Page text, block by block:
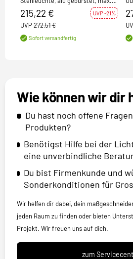
20W, IP44
215,22 € UVP -21%
UVP 272,51 €
Sofort versandfertig
Wie können wir dir
Du hast noch offene
Produkten?
Benötigst Hilfe bei der
eine unverbindliche
Du bist Firmenkunde und
Sonderkonditionen für
Wir helfen dir dabei, dein
jeden Raum zu finden oder bieten
Projekt. Wir freuen uns auf dich.
zum